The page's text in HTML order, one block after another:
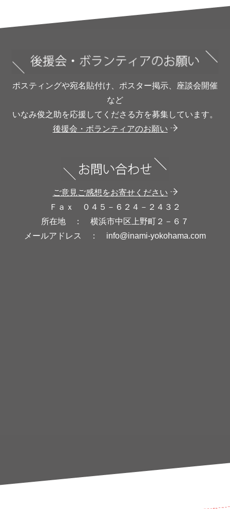
ポスティングや宛名貼付け、ポスター掲示、座談会開催
など
いなみ俊之助を応援してくださる方を募集しています。
後援会・ボランティアのお願い
ご意見ご感想をお寄せください
Ｆａｘ ０４５－６２４－２４３２
所在地 ： 横浜市中区上野町２－６７
メールアドレス ： info@inami-yokohama.com